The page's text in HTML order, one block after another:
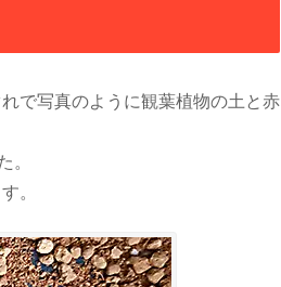
で写真のように観葉植物の土と赤
。
。